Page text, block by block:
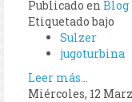
Publicado en Blog
Etiquetado bajo
Sulzer
jugoturbina
Leer más...
Miércoles, 12